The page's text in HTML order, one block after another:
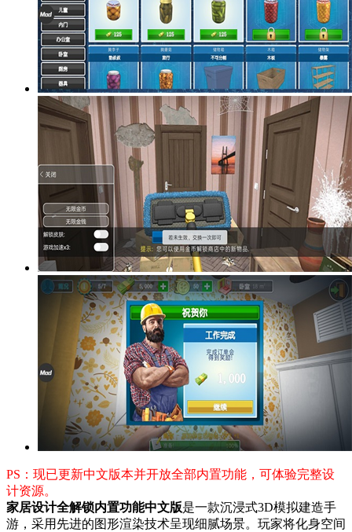
PS：现已更新中文版本并开放全部内置功能，可体验完整设
计资源。
家居设计全解锁内置功能中文版是一款沉浸式3D模拟建造手
游，采用先进的图形渲染技术呈现细腻场景。玩家将化身空间